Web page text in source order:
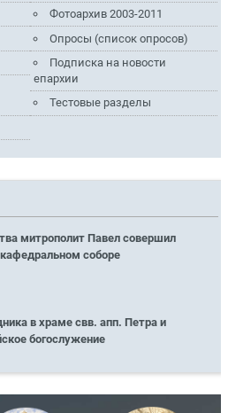
Фотоархив 2003-2011
Опросы (список опросов)
Подписка на новости
епархии
Тестовые разделы
митрополит Павел совершил
соборе
в храме свв. апп. Петра и
богослужение